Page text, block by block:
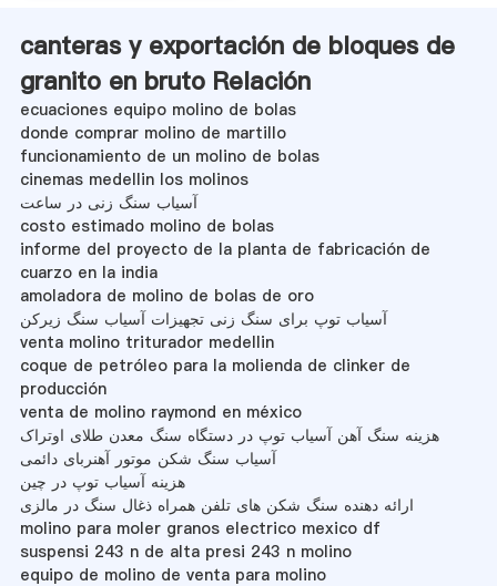
canteras y exportación de bloques de
granito en bruto Relación
ecuaciones equipo molino de bolas
donde comprar molino de martillo
funcionamiento de un molino de bolas
cinemas medellin los molinos
آسیاب سنگ زنی در ساعت
costo estimado molino de bolas
informe del proyecto de la planta de fabricación de
cuarzo en la india
amoladora de molino de bolas de oro
آسیاب توپ برای سنگ زنی تجهیزات آسیاب سنگ زیرکن
venta molino triturador medellin
coque de petróleo para la molienda de clinker de
producción
venta de molino raymond en méxico
هزینه سنگ آهن آسیاب توپ در دستگاه سنگ معدن طلای اوتراک
آسیاب سنگ شکن موتور آهنربای دائمی
هزینه آسیاب توپ در چین
ارائه دهنده سنگ شکن های تلفن همراه ذغال سنگ در مالزی
molino para moler granos electrico mexico df
suspensi 243 n de alta presi 243 n molino
equipo de molino de venta para molino